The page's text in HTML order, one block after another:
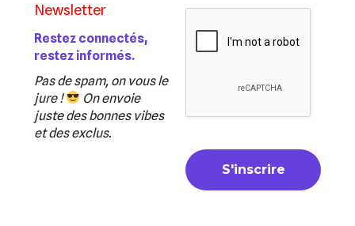
Newsletter
Restez connectés,
restez informés.
Pas de spam, on vous le
jure !
On envoie
juste des bonnes vibes
et des exclus.